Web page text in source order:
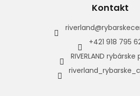
Kontakt
riverland@
+421 918 795
RIVERLAND